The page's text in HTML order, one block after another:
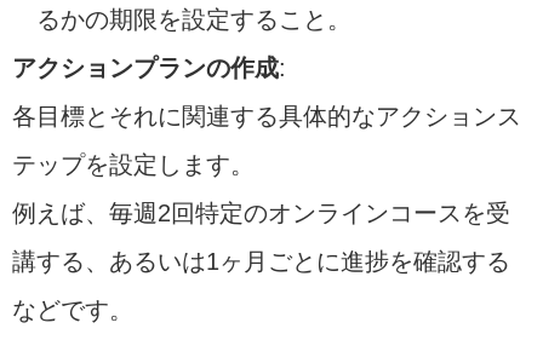
るかの期限を設定すること。
アクションプランの作成:
各目標とそれに関連する具体的なアクションス
テップを設定します。
例えば、毎週2回特定のオンラインコースを受
講する、あるいは1ヶ月ごとに進捗を確認する
などです。